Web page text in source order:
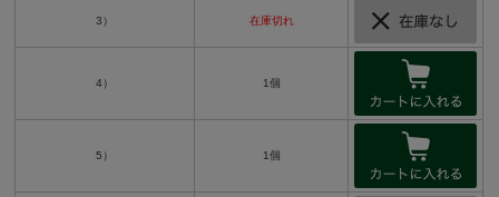
3） 在庫切れ
4） 1個
5） 1個